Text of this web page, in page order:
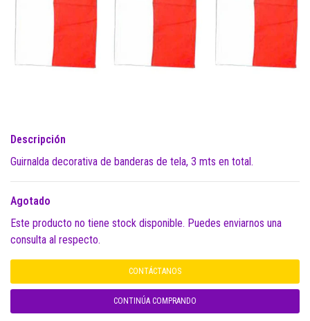
Descripción
Guirnalda decorativa de banderas de tela, 3 mts en total.
Agotado
Este producto no tiene stock disponible. Puedes enviarnos una
consulta al respecto.
CONTÁCTANOS
CONTINÚA COMPRANDO